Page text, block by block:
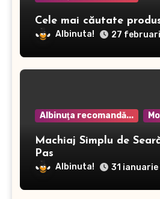
Cele mai căutate
Albinuta! 27
Albinuţa recomandă...
Machiaj Simplu de
Pas
Albinuta! 31